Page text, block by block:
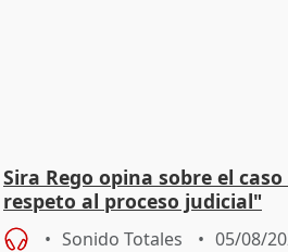
Sira Rego opina sobre el
respeto al proceso judicial"
Sonido Totales 05/08/